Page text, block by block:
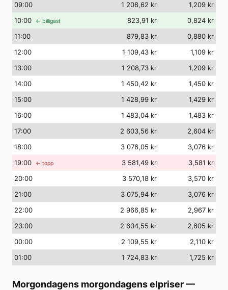
09:00 1 208,62 kr
1,209 kr
10:00 ← billigast 823,91 kr
0,824 kr
11:00 879,83 kr
0,880 kr
12:00 1 109,43 kr
1,109 kr
13:00 1 208,73 kr
1,209 kr
14:00 1 450,42 kr
1,450 kr
15:00 1 428,99 kr
1,429 kr
16:00 1 483,04 kr
1,483 kr
17:00 2 603,56 kr
2,604 kr
18:00 3 076,05 kr
3,076 kr
19:00 ← topp 3 581,49 kr
3,581 kr
20:00 3 570,18 kr
3,570 kr
21:00 3 075,94 kr
3,076 kr
22:00 2 966,85 kr
2,967 kr
23:00 2 604,55 kr
2,605 kr
00:00 2 109,55 kr
2,110 kr
01:00 1 724,83 kr 1,725 kr
Morgondagens morgondagens elpriser—